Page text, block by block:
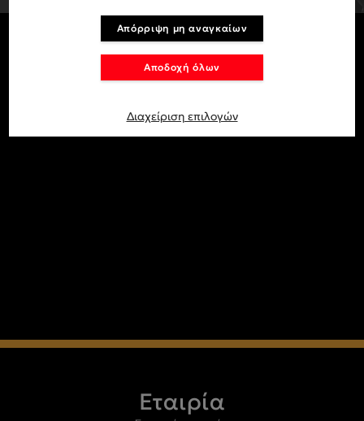
Εταιρία
Απόρριψη μη αναγκαίων
Αποδοχή όλων
Διαχείριση επιλογών